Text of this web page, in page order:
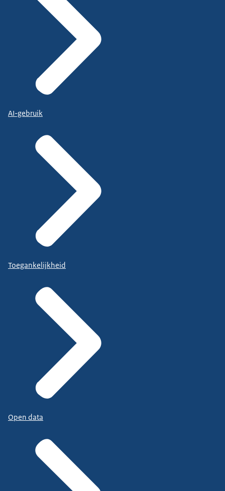
AI-gebruik
Toegankelijkheid
Open data